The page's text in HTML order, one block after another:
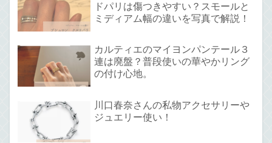
ドパリは傷つきやすい？スモールと
ミディアム幅の違いを写真で解説！
カルティエのマイヨンパンテール３
連は廃盤？普段使いの華やかリング
の付け心地。
川口春奈さんの私物アクセサリーや
ジュエリー使い！